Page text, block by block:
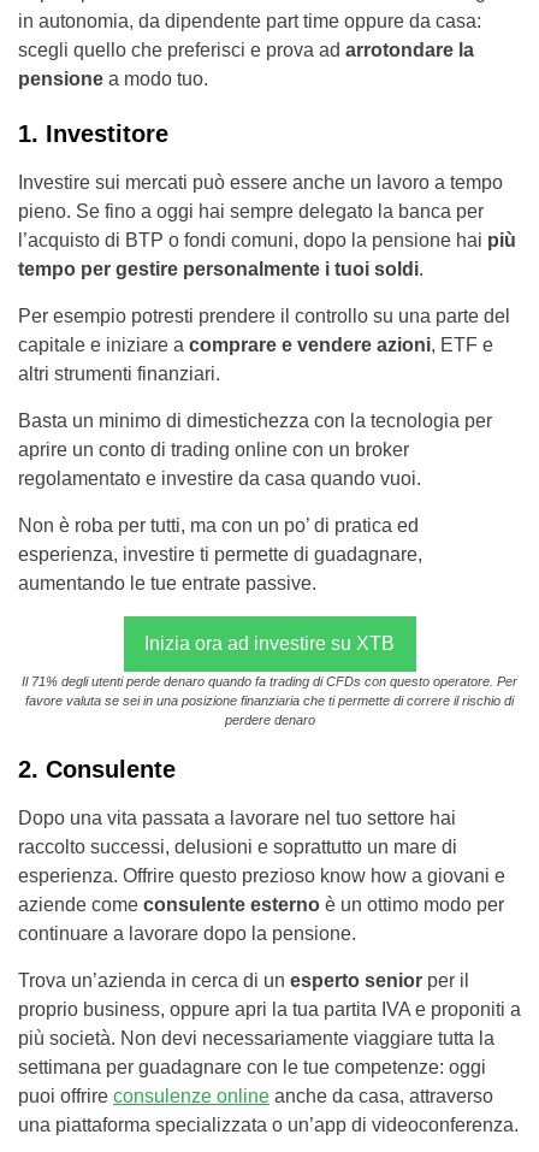
in autonomia, da dipendente part time oppure da casa:
scegli quello che preferisci e prova ad arrotondare la
pensione a modo tuo.
1. Investitore
Investire sui mercati può essere anche un lavoro a tempo
pieno. Se fino a oggi hai sempre delegato la banca per
l’acquisto di BTP o fondi comuni, dopo la pensione hai più
tempo per gestire personalmente i tuoi soldi.
Per esempio potresti prendere il controllo su una parte del
capitale e iniziare a comprare e vendere azioni, ETF e
altri strumenti finanziari.
Basta un minimo di dimestichezza con la tecnologia per
aprire un conto di trading online con un broker
regolamentato e investire da casa quando vuoi.
Non è roba per tutti, ma con un po’ di pratica ed
esperienza, investire ti permette di guadagnare,
aumentando le tue entrate passive.
Inizia ora ad investire su XTB
Il 71% degli utenti perde denaro quando fa trading di CFDs con questo operatore. Per
favore valuta se sei in una posizione finanziaria che ti permette di correre il rischio di
perdere denaro
2. Consulente
Dopo una vita passata a lavorare nel tuo settore hai
raccolto successi, delusioni e soprattutto un mare di
esperienza. Offrire questo prezioso know how a giovani e
aziende come consulente esterno è un ottimo modo per
continuare a lavorare dopo la pensione.
Trova un’azienda in cerca di un esperto senior per il
proprio business, oppure apri la tua partita IVA e proponiti a
più società. Non devi necessariamente viaggiare tutta la
settimana per guadagnare con le tue competenze: oggi
puoi offrire consulenze online anche da casa, attraverso
una piattaforma specializzata o un’app di videoconferenza.